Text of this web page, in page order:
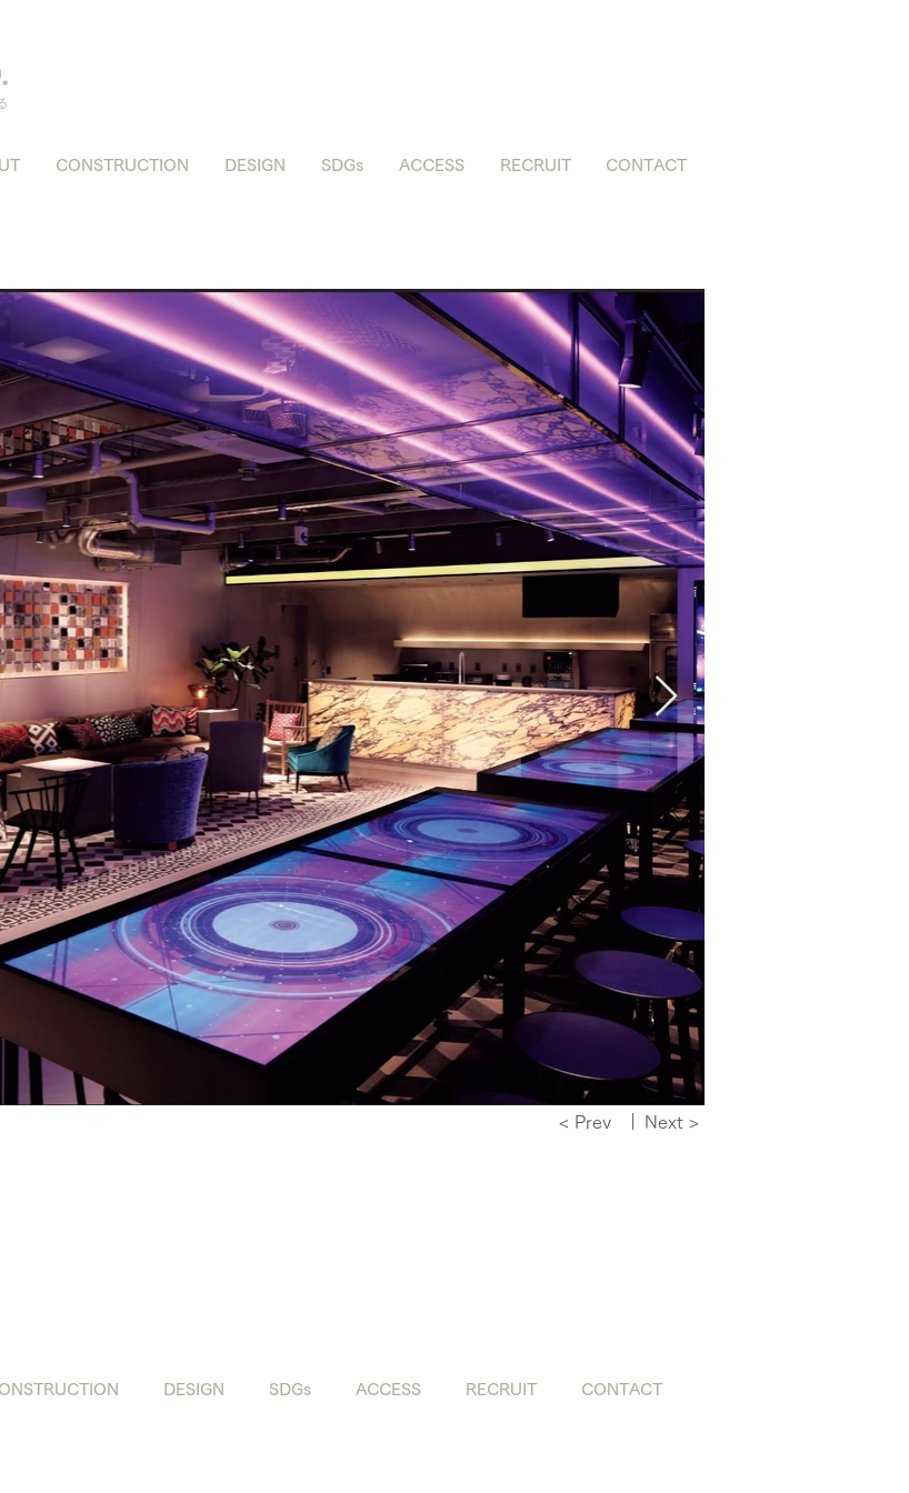
CONSTRUCTION DESIGN SDGs ACCESS RECRUIT CONTACT
< Prev Next >
DESIGN SDGs ACCESS RECRUIT CONTACT